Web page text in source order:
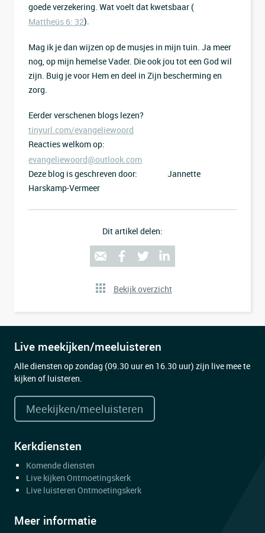
goede verzekering. Wat voelt dat kwetsbaar (
Mattheüs 6: 32).
Mag ik je dan wijzen op de musjes in mijn tuin. Ja meer
nog, op mijn hemelse Vader. Die ook jou tot een God wil
zijn. Buig je voor Hem en deel in Zijn bescherming en
zorg.
Eerder verschenen blogs lezen?
tinyurl.com/evangeliewoord
Reacties welkom op:
evangeliewoord@outlook.com
Deze blog is geschreven door: Jannette
Harskamp-Vermeer
Dit artikel delen:
Bekijk overzicht
Live meekijken/meeluisteren
Alle diensten op zondag (09.30 uur en 16.30 uur) zijn live mee te
kijken of luisteren.
Meekijken/meeluisteren
Kerkdiensten
Komende diensten
Live kijken Ontmoetingskerk
Live luisteren Ontmoetingskerk
Meer informatie